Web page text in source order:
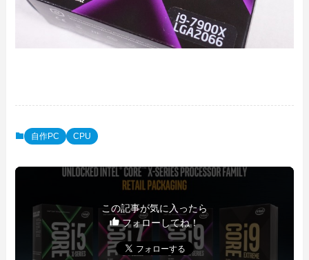
自作PC CPU
この記事が気に入ったら
フォローしてね！